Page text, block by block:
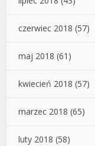
czerwiec 2018 (57)
maj 2018 (61)
kwiecień 2018 (57)
marzec 2018 (65)
luty 2018 (58)